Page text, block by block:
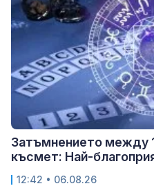
Затъмнението между
късмет: Най-
12:42 • 06.08.26